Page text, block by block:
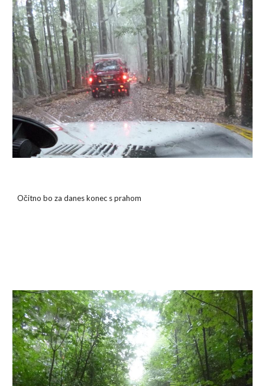
Očitno bo za danes konec s prahom